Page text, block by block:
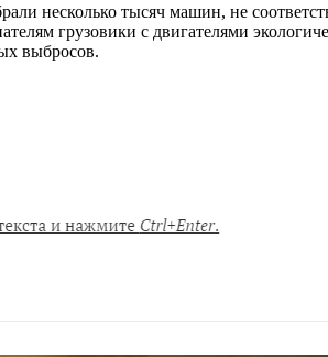
несколько тысяч машин, не
грузовики с двигателями
выбросов.